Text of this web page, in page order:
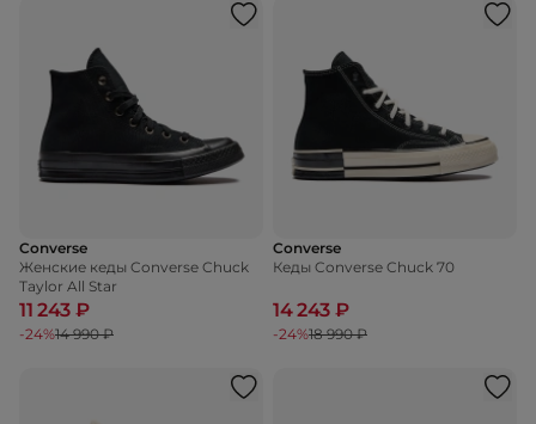
Converse
Женские кеды Converse Chuck
Taylor All Star
11 243 ₽
-24%14 990 ₽
Converse
Кеды Converse Chuck 70
14 243 ₽
-24%18 990 ₽